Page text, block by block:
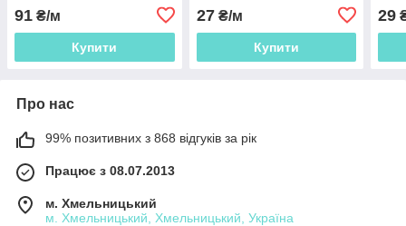
91 ₴/м
Купити
27₴/м
Купити
29
Про нас
99% позитивних з 868 відгуків за рік
Працює з 08.07.2013
м. Хмельницький
м. Хмельницький, Хмельницький, Україна